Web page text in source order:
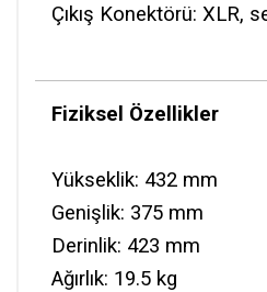
Çıkış Konektörü: XLR,
Fiziksel Özellikler
Yükseklik: 432 mm
Genişlik: 375 mm
Derinlik: 423 mm
Ağırlık: 19.5 kg